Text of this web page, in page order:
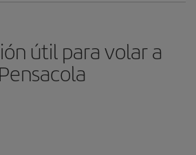
útil para volar a
Pensacola